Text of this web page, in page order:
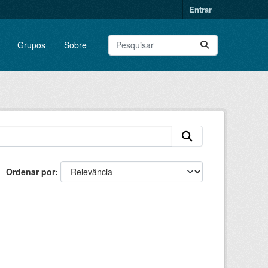
Entrar
Grupos Sobre
Ordenar por